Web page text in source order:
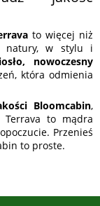
to więcej niż
natury, w stylu i
nowoczesny
która odmienia
Bloomcabin,
Terrava to mądra
Przenieś
to proste.